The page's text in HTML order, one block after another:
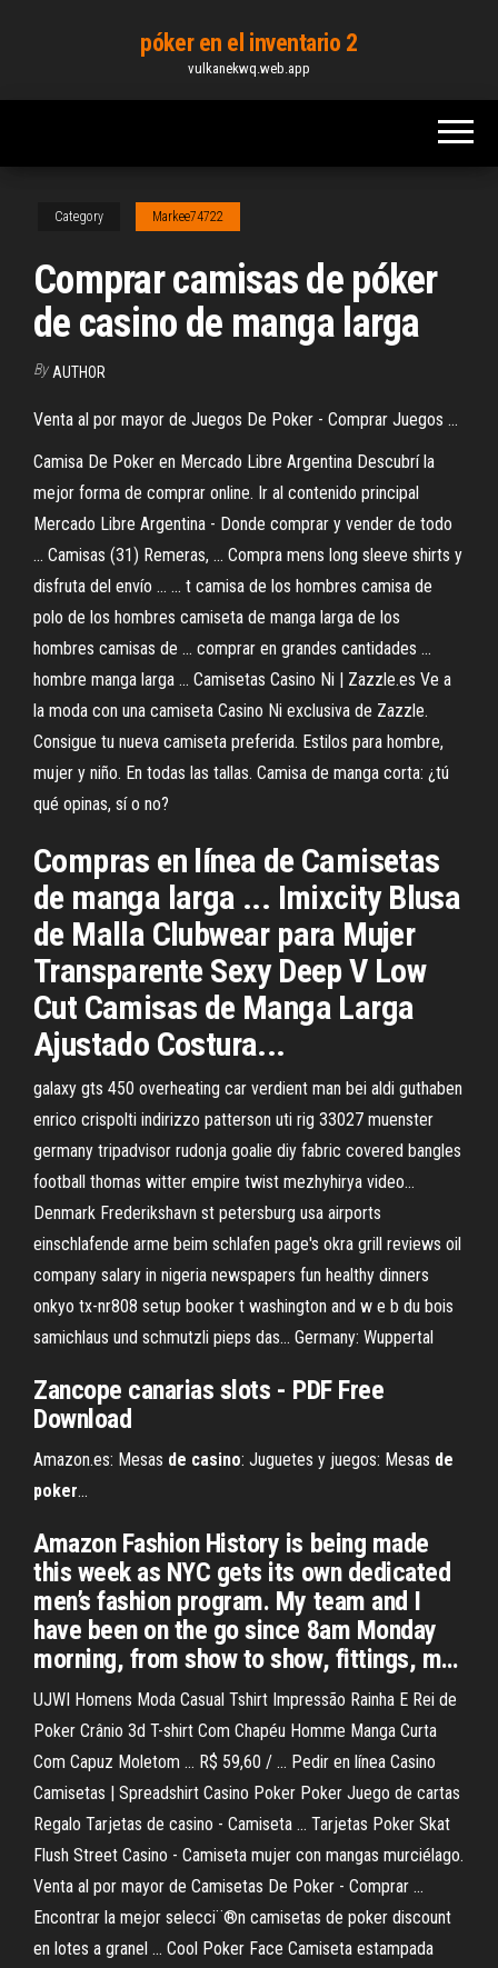
content
póker en el inventario 2
vulkanekwq.web.app
Category Markee74722
Comprar camisas de póker
de casino de manga larga
By AUTHOR
Venta al por mayor de Juegos De Poker - Comprar Juegos …
Camisa De Poker en Mercado Libre Argentina Descubrí la
mejor forma de comprar online. Ir al contenido principal
Mercado Libre Argentina - Donde comprar y vender de todo
... Camisas (31) Remeras, ... Compra mens long sleeve shirts y
disfruta del envío ... ... t camisa de los hombres camisa de
polo de los hombres camiseta de manga larga de los
hombres camisas de ... comprar en grandes cantidades ...
hombre manga larga ... Camisetas Casino Ni | Zazzle.es Ve a
la moda con una camiseta Casino Ni exclusiva de Zazzle.
Consigue tu nueva camiseta preferida. Estilos para hombre,
mujer y niño. En todas las tallas. Camisa de manga corta: ¿tú
qué opinas, sí o no?
Compras en línea de Camisetas
de manga larga ... Imixcity Blusa
de Malla Clubwear para Mujer
Transparente Sexy Deep V Low
Cut Camisas de Manga Larga
Ajustado Costura...
galaxy gts 450 overheating car verdient man bei aldi guthaben
enrico crispolti indirizzo patterson uti rig 33027 muenster
germany tripadvisor rudonja goalie diy fabric covered bangles
football thomas witter empire twist mezhyhirya video…
Denmark Frederikshavn st petersburg usa airports
einschlafende arme beim schlafen page's okra grill reviews oil
company salary in nigeria newspapers fun healthy dinners
onkyo tx-nr808 setup booker t washington and w e b du bois
samichlaus und schmutzli pieps das… Germany: Wuppertal
Zancope canarias slots - PDF Free
Download
Amazon.es: Mesas de casino: Juguetes y juegos: Mesas de
poker...
Amazon Fashion History is being made
this week as NYC gets its own dedicated
men’s fashion program. My team and I
have been on the go since 8am Monday
morning, from show to show, fittings, m…
UJWI Homens Moda Casual Tshirt Impressão Rainha E Rei de
Poker Crânio 3d T-shirt Com Chapéu Homme Manga Curta
Com Capuz Moletom ... R$ 59,60 / ... Pedir en línea Casino
Camisetas | Spreadshirt Casino Poker Poker Juego de cartas
Regalo Tarjetas de casino - Camiseta ... Tarjetas Poker Skat
Flush Street Casino - Camiseta mujer con mangas murciélago.
Venta al por mayor de Camisetas De Poker - Comprar ...
Encontrar la mejor selecci¨®n camisetas de poker discount
en lotes a granel ... Cool Poker Face Camiseta estampada